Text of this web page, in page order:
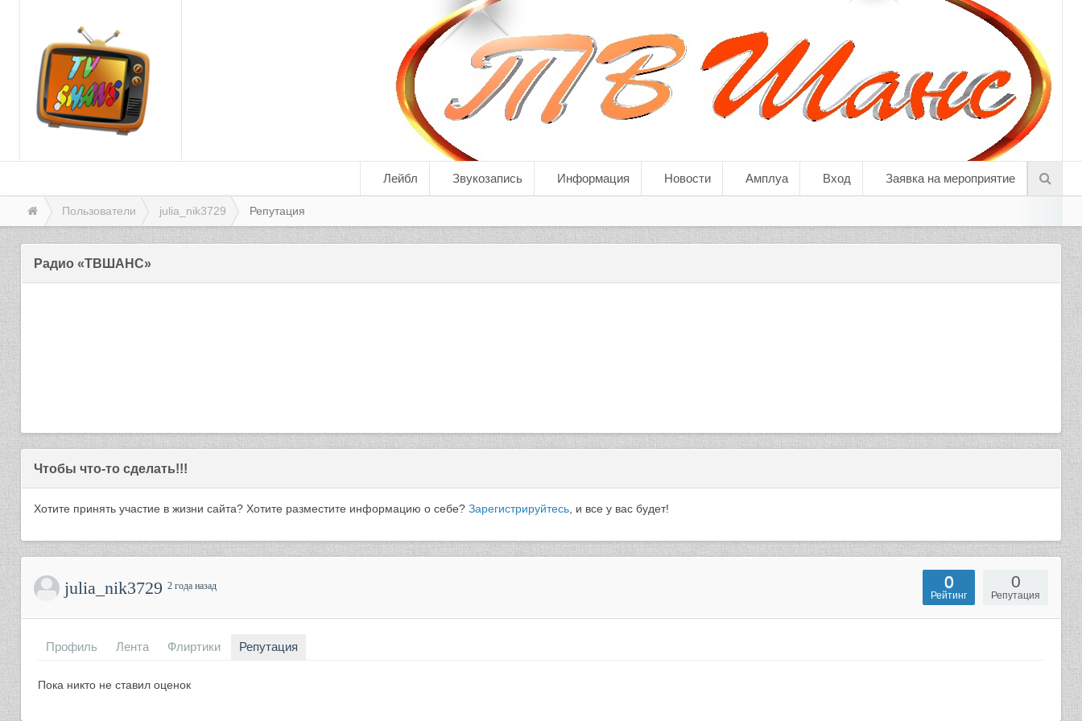
Лейбл Звукозапись Информация Новости Амплуа Вход Заявка на мероприятие
Пользователи julia_nik3729 Репутация
Радио «ТВШАНС»
Чтобы что-то сделать!!!
Хотите принять участие в жизни сайта? Хотите разместите информацию о себе? Зарегистрируйтесь , и все у вас будет!
julia_nik3729 2 года назад 0
Репутация
0
Рейтинг
Профиль Лента Флиртики Репутация
Пока никто не ставил оценок